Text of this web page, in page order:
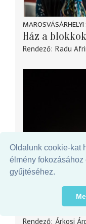
Oldalunk cookie-kat
élmény
gyűjtéséhez.
Ház a
Rendező Radu
GYULAI
Ikrek – kettő
Rendező Árkosi